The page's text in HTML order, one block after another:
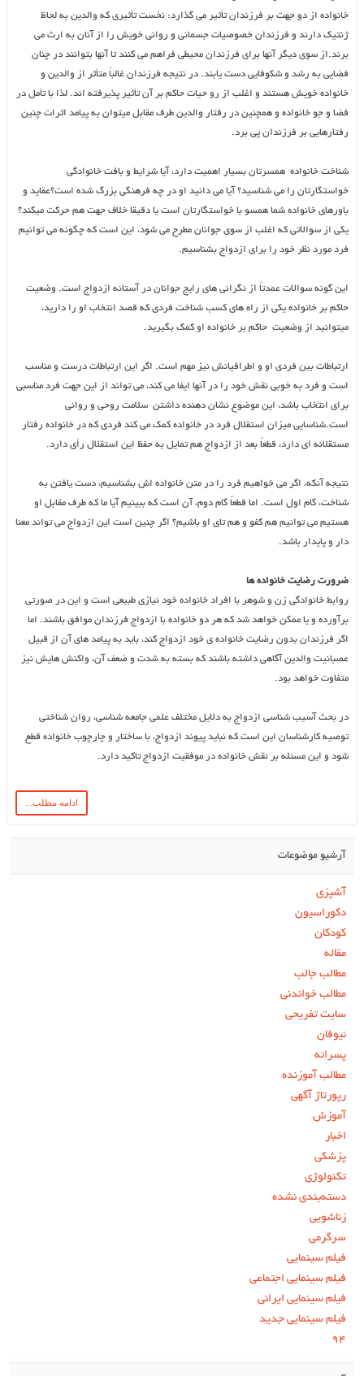
خانواده از دو جهت بر فرزندان تأثیر می گذارد: نخست تأثیری که والدین به لحاظ
ژنتیک دارند و فرزندان خصوصیات جسمانی و روانی خویش را از آنان به ارث می
برند.از سوی دیگر آنها برای فرزندان محیطی فراهم می کنند تا آنها بتوانند در چنان
فضایی به رشد و شکوفایی دست یابند. در نتیجه فرزندان غالباً متأثر از والدین و
خانواده خویش هستند و اغلب از رو حیات حاکم بر آن تأثیر پذیرفته اند. لذا با تأمل در
فضا و جو خانواده و همچنین در رفتار والدین طرف مقابل میتوان به پیامد اثرات چنین
رفتارهایی بر فرزندان پی برد.
شناخت خانواده همسرتان بسیار اهمیت دارد، آیا شرایط و بافت خانوادگی
خواستگارتان را می شناسید؟ آیا می دانید او در چه فرهنگی بزرگ شده است؟عقاید و
باورهای خانواده شما همسو با خواستگارتان است یا دقیقا خلاف جهت هم حرکت میکند؟
یکی از سوالاتی که اغلب از سوی جوانان مطرح می شود، این است که چگونه می توانیم
فرد مورد نظر خود را برای ازدواج بشناسیم.
این گونه سوالات عمدتاً از نگرانی های رایج جوانان در آستانه ازدواج است. وضعیت
حاکم بر خانواده یکی از راه های کسب شناخت فردی که قصد انتخاب او را دارید،
میتوانید از وضعیت حاکم بر خانواده او کمک بگیرید.
ارتباطات بین فردی او و اطرافیانش نیز مهم است. اگر این ارتباطات درست و مناسب
است و فرد به خوبی نقش خود را در آنها ایفا می کند، می تواند از این جهت فرد مناسبی
برای انتخاب باشد، این موضوع نشان دهنده داشتن سلامت روحی و روانی
است.شناسایی میزان استقلال فرد در خانواده کمک می کند فردی که در خانواده رفتار
مستقلانه ای دارد، قطعاً بعد از ازدواج هم تمایل به حفظ این استقلال رأی دارد.
نتیجه آنکه، اگر می خواهیم فرد را در متن خانواده اش بشناسیم، دست یافتن به
شناخت، گام اول است. اما قطعاً گام دوم، آن است که ببینیم آیا ما که طرف مقابل او
هستیم می توانیم هم کفو و هم تای او باشیم؟ اگر چنین است این ازدواج می تواند معنا
دار و پایدار باشد.
ضرورت رضایت خانواده ها
روابط خانوادگی زن و شوهر با افراد خانواده خود نیازی طبیعی است و این در صورتی
برآورده و یا ممکن خواهد شد که هر دو خانواده با ازدواج فرزندان موافق باشند. اما
اگر فرزندان بدون رضایت خانواده ی خود ازدواج کند، باید به پیامد های آن از قبیل
عصبانیت والدین آگاهی داشته باشند که بسته به شدت و ضعف آن، واکنش هایش نیز
متفاوت خواهد بود.
در بحث آسیب شناسی ازدواج به دلایل مختلف علمی جامعه شناسی، روان شناختی
توصیه کارشناسان این است که نباید پیوند ازدواج، با ساختار و چارچوب خانواده قطع
شود و این مسئله بر نقش خانواده در موفقیت ازدواج تاکید دارد.
ادامه مطلب...
آرشیو موضوعات
آشپزی
دکوراسیون
کودکان
مقاله
مطالب جالب
مطالب خواندنی
سایت تفریحی
نیوفان
پسرانه
مطالب آموزنده
رپورتاژ آگهی
آموزش
اخبار
پزشکی
تکنولوژی
دسته‌بندی نشده
زناشویی
سرگرمی
فیلم سینمایی
فیلم سینمایی اجتماعی
فیلم سینمایی ایرانی
فیلم سینمایی جدید
۹۴